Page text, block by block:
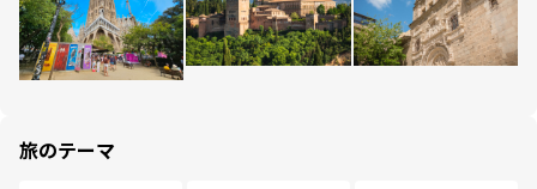
旅のテーマ